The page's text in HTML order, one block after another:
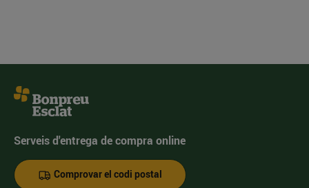
Serveis d'entrega de compra online
Comprovar el codi postal